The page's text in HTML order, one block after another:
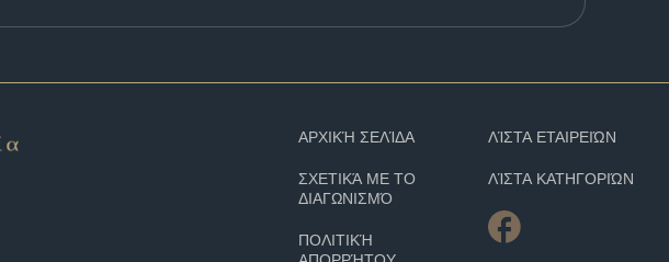
ΑΡΧΙΚΉ ΣΕΛΊΔΑ
ΣΧΕΤΙΚΆ ΜΕ ΤΟ
ΔΙΑΓΩΝΙΣΜΌ
ΠΟΛΙΤΙΚΉ
ΛΊΣΤΑ ΕΤΑΙΡΕΙΏΝ
ΛΊΣΤΑ ΚΑΤΗΓΟΡΙΏΝ